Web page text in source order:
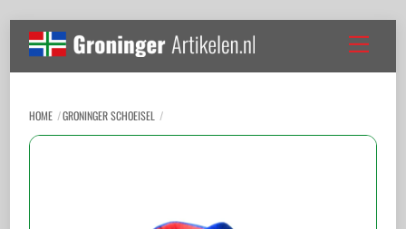
content
Menu
HOME GRONINGER SCHOEISEL